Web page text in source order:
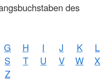
des
G H I J K
L
S T U V W
X
Z